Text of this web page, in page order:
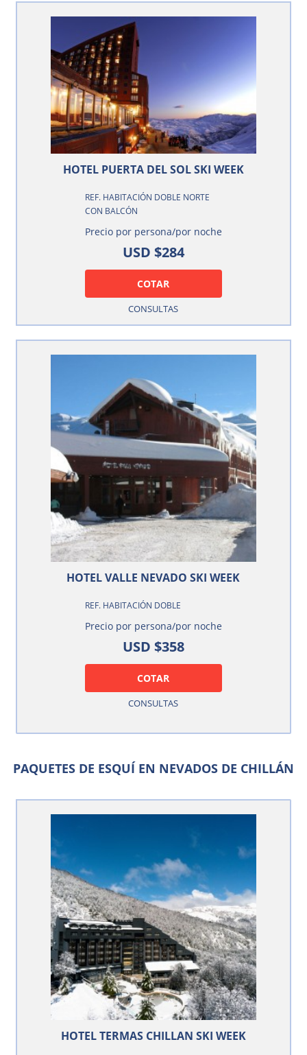
HOTEL PUERTA DEL SOL SKI WEEK
REF. HABITACIÓN DOBLE NORTE
CON BALCÓN
Precio por persona/por noche
USD $284
COTAR
CONSULTAS
HOTEL VALLE NEVADO SKI WEEK
REF. HABITACIÓN DOBLE
Precio por persona/por noche
USD $358
COTAR
CONSULTAS
PAQUETES DE ESQUÍ EN NEVADOS DE CHILLÁN
HOTEL TERMAS CHILLAN SKI WEEK